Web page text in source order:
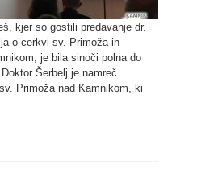
kjer so gostili predavanje dr.
o cerkvi sv. Primoža in
je bila sinoči polna do
Šerbelj je namreč
Primoža nad Kamnikom, ki